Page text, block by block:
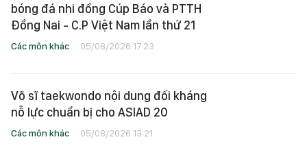
bóng đá nhi đồng Cúp Báo và PTTH
Đồng Nai - C.P Việt Nam lần thứ 21
Các môn khác 05/08/2026 17:23
Võ sĩ taekwondo nội dung đối kháng
nỗ lực chuẩn bị cho ASIAD 20
Các môn khác 05/08/2026 13:21